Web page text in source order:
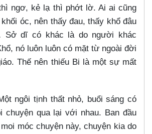
ngơ, kẻ lạ thì phớt lờ. Ai ai cũng
óc, nên thấy đau, thấy khổ đâu
Sở dĩ có khác là do người khác
nó luôn luôn có mặt từ ngoài đời
Thế nên thiếu Bi là một sự mất
ngôi tịnh thất nhỏ, buổi sáng có
chuyện qua lại với nhau. Ban đầu
móc chuyện này, chuyện kia do